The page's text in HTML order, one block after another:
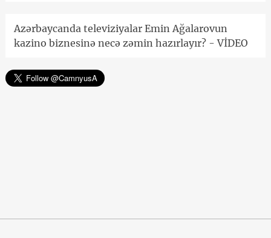
Azərbaycanda televiziyalar Emin Ağalarovun
kazino biznesinə necə zəmin hazırlayır? - VİDEO